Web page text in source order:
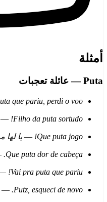
أمثلة
Puta — عائلة تعجبات
que pariu, perdi o voo.
Filho da puta sortudo!
Que puta jogo!
—يا لها
Que puta dor de cabeça.
Vai pra puta que pariu!
Putz, esqueci de novo.
—